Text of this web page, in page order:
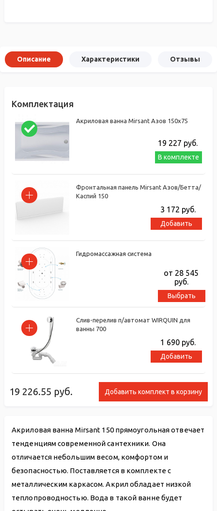
Описание Характеристики Отзывы
Комплектация
19 226.55 руб. Добавить комплект в корзину
Акриловая ванна Mirsant Азов 150х75
19 227 руб.
В комплекте
Фронтальная панель Mirsant Азов/Бетта/
Каспий 150
3 172 руб.
Добавить
Гидромассажная система
от 28 545
руб.
Выбрать
Слив-перелив п/автомат WIRQUIN для
ванны 700
1 690руб.
Добавить
Акриловая ванна Mirsant 150 прямоугольная отвечает
тенденциям современной сантехники. Она
отличается небольшим весом, комфортом и
безопасностью. Поставляется в комплекте с
металлическим каркасом. Акрил обладает низкой
теплопроводностью. Вода в такой ванне будет